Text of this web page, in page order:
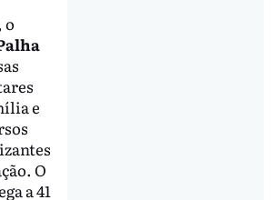
o
e
O
a 41